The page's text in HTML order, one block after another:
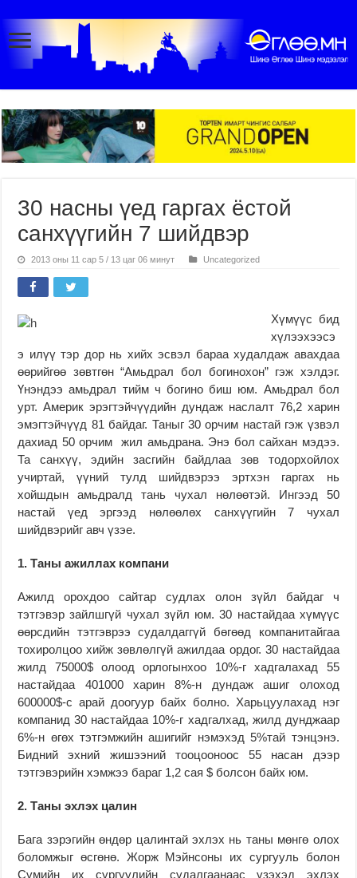
30 насны үед гаргах ёстой
санхүүгийн 7 шийдвэр
2013 оны 11 сар 5 / 13 цаг 06 минут Uncategorized
Хүмүүс бид
хүлээхээсэ
э илүү тэр дор нь хийх эсвэл бараа худалдаж авахдаа
өөрийгөө зөвтгөн “Амьдрал бол богинохон” гэж хэлдэг.
Үнэндээ амьдрал тийм ч богино биш юм. Амьдрал бол
урт. Америк эрэгтэйчүүдийн дундаж наслалт 76,2 харин
эмэгтэйчүүд 81 байдаг. Таныг 30 орчим настай гэж үзвэл
дахиад 50 орчим жил амьдрана. Энэ бол сайхан мэдээ.
Та санхүү, эдийн засгийн байдлаа зөв тодорхойлох
учиртай, үүний тулд шийдвэрээ эртхэн гаргах нь
хойшдын амьдралд тань чухал нөлөөтэй. Ингээд 50
настай үед эргээд нөлөөлөх санхүүгийн 7 чухал
шийдвэрийг авч үзэе.
1. Таны ажиллах компани
Ажилд орохдоо сайтар судлах олон зүйл байдаг ч
тэтгэвэр зайлшгүй чухал зүйл юм. 30 настайдаа хүмүүс
өөрсдийн тэтгэврээ судалдаггүй бөгөөд компанитайгаа
тохиролцоо хийж зөвлөлгүй ажилдаа ордог. 30 настайдаа
жилд 75000$ олоод орлогынхоо 10%-г хадгалахад 55
настайдаа 401000 харин 8%-н дундаж ашиг олоход
600000$-с арай доогуур байх болно. Харьцуулахад нэг
компанид 30 настайдаа 10%-г хадгалхад, жилд дунджаар
6%-н өгөх тэтгэмжийн ашигийг нэмэхэд 5%тай тэнцэнэ.
Бидний эхний жишээний тооцооноос 55 насан дээр
тэтгэвэрийн хэмжээ бараг 1,2 сая $ болсон байх юм.
2. Таны эхлэх цалин
Бага зэрэгийн өндөр цалинтай эхлэх нь таны мөнгө олох
боломжыг өсгөнө. Жорж Мэйнсоны их сургууль болон
Сүмийн их сургуулийн судалгаанаас үзэхэд эхлэх